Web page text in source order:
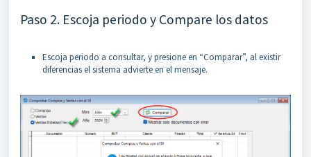
Paso 2. Escoja periodo y Compare los datos
Escoja periodo a consultar, y presione en “Comparar”, al existir
diferencias el sistema advierte en el mensaje.